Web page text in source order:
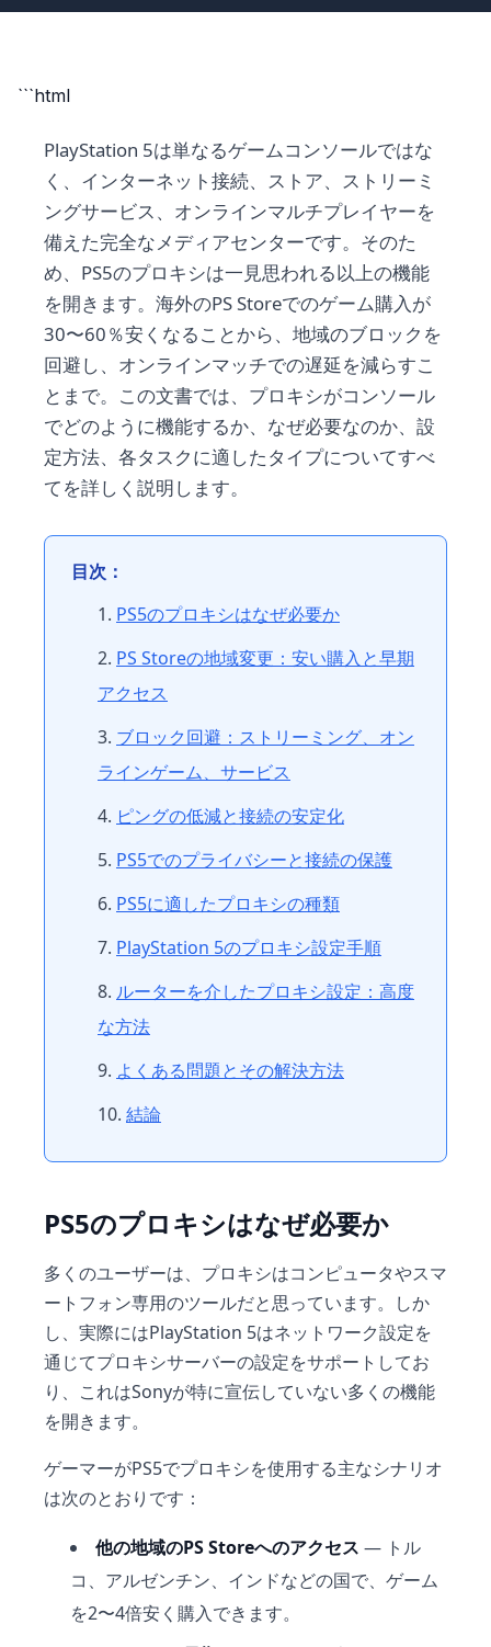
```html
PlayStation 5は単なるゲームコンソールではな
く、インターネット接続、ストア、ストリーミ
ングサービス、オンラインマルチプレイヤーを
備えた完全なメディアセンターです。そのた
め、PS5のプロキシは一見思われる以上の機能
を開きます。海外のPS Storeでのゲーム購入が
30〜60％安くなることから、地域のブロックを
回避し、オンラインマッチでの遅延を減らすこ
とまで。この文書では、プロキシがコンソール
でどのように機能するか、なぜ必要なのか、設
定方法、各タスクに適したタイプについてすべ
てを詳しく説明します。
目次：
PS5のプロキシはなぜ必要か
PS Storeの地域変更：安い購入と早期
アクセス
ブロック回避：ストリーミング、オン
ラインゲーム、サービス
ピングの低減と接続の安定化
PS5でのプライバシーと接続の保護
PS5に適したプロキシの種類
PlayStation 5のプロキシ設定手順
ルーターを介したプロキシ設定：高度
な方法
よくある問題とその解決方法
結論
PS5のプロキシはなぜ必要か
多くのユーザーは、プロキシはコンピュータやスマ
ートフォン専用のツールだと思っています。しか
し、実際にはPlayStation 5はネットワーク設定を
通じてプロキシサーバーの設定をサポートしてお
り、これはSonyが特に宣伝していない多くの機能
を開きます。
ゲーマーがPS5でプロキシを使用する主なシナリオ
は次のとおりです：
他の地域のPS Storeへのアクセス — トル
コ、アルゼンチン、インドなどの国で、ゲーム
を2〜4倍安く購入できます。